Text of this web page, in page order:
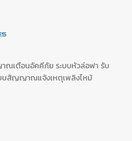
ณเตือนอัคคีภัย ระบบหัวล่อฟา รับ
บสัญญาณแจ้งเหตุเพลิงไหม้